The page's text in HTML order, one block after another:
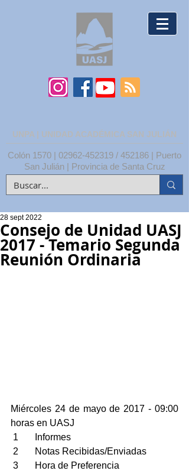
UNPA | UNIDAD ACADÉMICA SAN JULIÁN
Colón 1570 | 02962-452319 / 452186 | Puerto
San Julián | Provincia de Santa Cruz
Consejo de Unidad UASJ
2017 - Temario Segunda
Reunión Ordinaria
28 sept 2022
Miércoles 24 de mayo de 2017 - 09:00
horas en UASJ
1       Informes
2       Notas Recibidas/Enviadas
3       Hora de Preferencia